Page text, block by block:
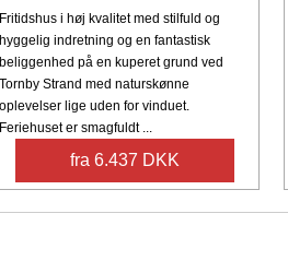
Fritidshus i høj kvalitet med stilfuld og
hyggelig indretning og en fantastisk
beliggenhed på en kuperet grund ved
Tornby Strand med naturskønne
oplevelser lige uden for vinduet.
Feriehuset er smagfuldt ...
fra 6.437 DKK